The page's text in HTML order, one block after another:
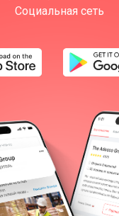
Социальная сеть